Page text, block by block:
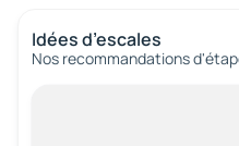
Idées d’escales
Nos recommandations